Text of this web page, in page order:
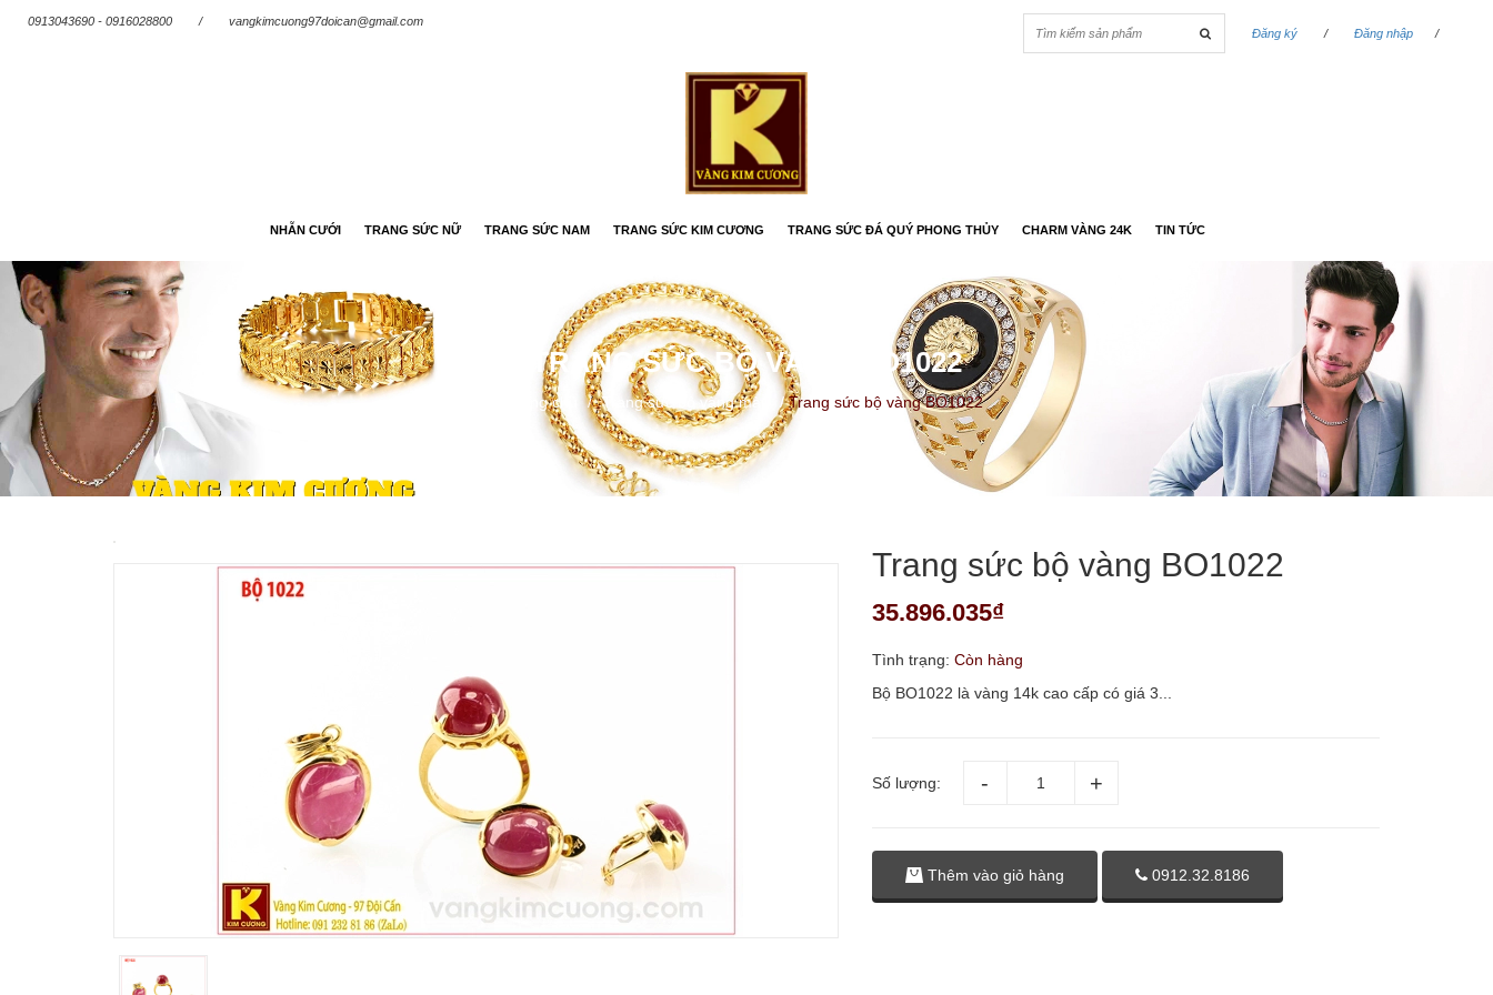
0913043690 - 0916028800 /
vangkimcuong97doican@gmail.com
Đăng ký
/ Đăng nhập /
NHẪN CƯỚI TRANG SỨC NỮ TRANG SỨC NAM TRANG SỨC KIM CƯƠNG TRANG SỨC ĐÁ QUÝ PHONG THỦY CHARM VÀNG 24K TIN TỨC
TRANG SỨC BỘ VÀNG BO1022
Trang chủ / Trang sức bộ vàng màu / Trang sức bộ vàng BO1022
Trang sức bộ vàng BO1022
35.896.035₫
Tình trạng: Còn hàng
Bộ BO1022 là vàng 14k cao cấp có giá 3...
Số lượng:
Thêm vào giỏ hàng 0912.32.8186